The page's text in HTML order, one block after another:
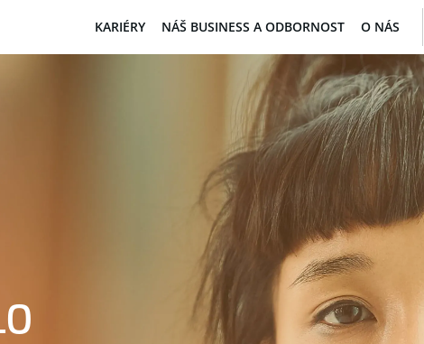
KARIÉRY NÁŠ BUSINESS A ODBORNOST O NÁS